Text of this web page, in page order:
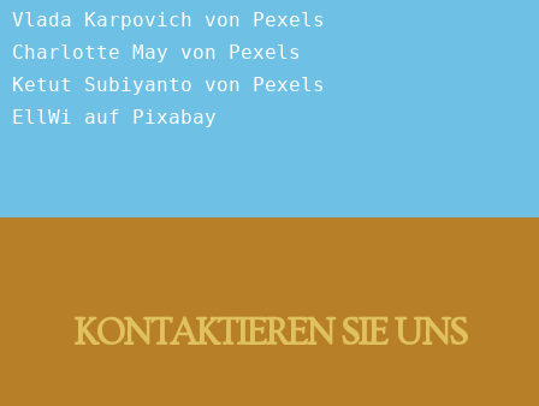
Vlada Karpovich von Pexels
Charlotte May von Pexels
Ketut Subiyanto von Pexels
EllWi auf Pixabay
KONTAKTIEREN SIE UNS